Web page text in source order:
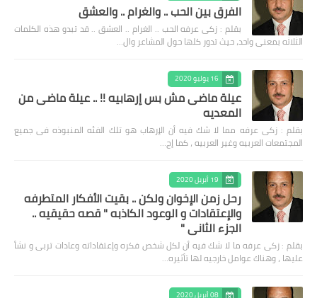
الفرق بين الحب .. والغرام .. والعشق
بقلم : زكى عرفه الحب .. الغرام .. العشق .. قد تبدو هذه الكلمات
الثلاثه بمعنى واحد، حيث تدور كلها حول المشاعر وال…
16 يوليو 2020
عيلة ماضى مش بس إرهابيه !! .. عيلة ماضى من
المعديه
بقلم : زكى عرفه مما لا شك فيه أن الإرهاب هو تلك الفئه المنبوذه فى جميع
المجتمعات العربيه وغير العربيه ، كما إج…
19 أبريل 2020
رحل زمن الإخوان ولكن .. بقيت الأفكار المتطرفه
والإعتقادات و الوعود الكاذبه " قصه حقيقيه ..
الجزء الثاني "
بقلم : زكى عرفه ‎ما لا شك فيه أن لكل شخص فكره وإعتقاداته وعادات تربى و نشأ
عليها ، وهناك عوامل خارجيه لها تأثيره…
08 أبريل 2020